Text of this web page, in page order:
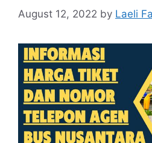
August 12, 2022 by Laeli